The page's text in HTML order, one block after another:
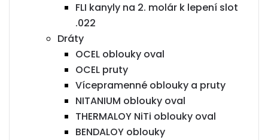
FLI kanyly na 2. molár k lepení slot
.022
Dráty
OCEL oblouky oval
OCEL pruty
Vícepramenné oblouky a pruty
NITANIUM oblouky oval
THERMALOY NiTi oblouky oval
BENDALOY oblouky